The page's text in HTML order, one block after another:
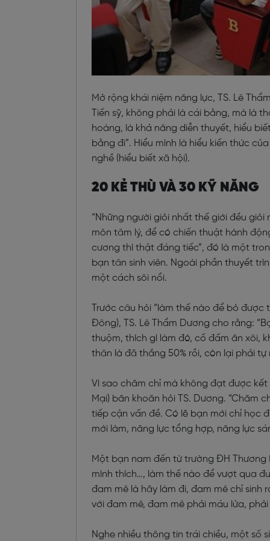
Mở rộng khái niệm năng lực, TS. Lê
Tiến sỹ, không phải là cái bằng, mà là
hoàng, là khả năng diễn thuyết, hiểu
bằng đi”. Hiểu mình là hiểu kiến thức
nghề (hiểu biết xã hội).
20 KẺ THÙ VÀ 30 KỸ NĂNG
“Những người giỏi nhất thế giới đều
môn tâm lý, để có chiến thuật hành
cương thì thật đáng tiếc”, đó là một
bạn tân sinh viên. Ngoài phần thuyết
một cách sôi nổi.
Trước câu hỏi “làm thế nào để bỏ
Đông), TS. Lê Thẩm Dương cho rằng:
thuộm, thích gì làm đó, cố đấm ăn xôi,
thân là đã thắng 50% rồi, còn lại phải
Vì sao chăm chỉ mà không đạt được
Mại) băn khoăn hỏi TS. Dương. “Chăm
tiếp cận vấn đề. Có lẽ bạn mới chỉ học
mới làm, năng lực tổng hợp, năng lực
Một bạn nam đến từ trường ĐH
mình thích…, làm thế nào để vượt qua
đam mê là hãy làm đi, đam mê chỉ
với đam mê, đam mê phải máu lửa,
Nghe nhiều thông tin trái chiều, một số